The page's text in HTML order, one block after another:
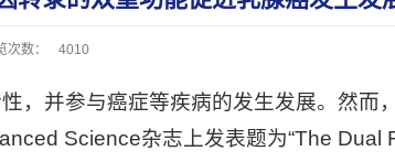
次数： 4010
，并参与癌症等疾病的发生发展。然而
Science杂志上发表题为“The Dual